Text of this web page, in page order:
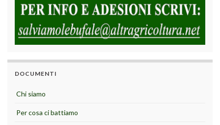
DOCUMENTI
Chi siamo
Per cosa ci battiamo